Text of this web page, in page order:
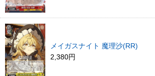
メイガスナイト 魔理沙(RR)
2,380円